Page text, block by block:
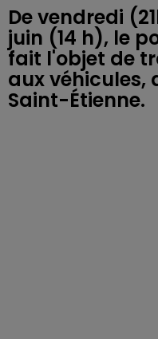
De vendredi
juin (14 h), le
fait l'objet de
aux véhicules,
Saint-Étienne.